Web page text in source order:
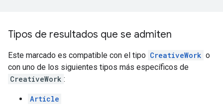
Tipos de resultados que se admiten
Este marcado es compatible con el tipo CreativeWork o
con uno de los siguientes tipos más específicos de
CreativeWork :
Article